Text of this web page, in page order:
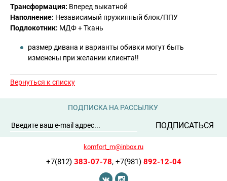
Трансформация: Вперед выкатной
Наполнение: Независимый пружинный блок/ППУ
Подлокотник: МДФ + Ткань
размер дивана и варианты обивки могут быть
изменены при желании клиента!!
Вернуться к списку
ПОДПИСКА НА РАССЫЛКУ
ПОДПИСАТЬСЯ
komfort_m@inbox.ru
+7(812) 383-07-78, +7(981) 892-12-04